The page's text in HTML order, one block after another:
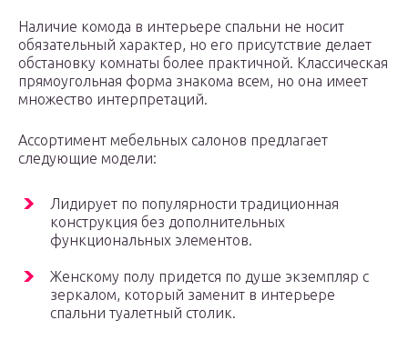
Наличие комода в интерьере спальни не носит
обязательный характер, но его присутствие делает
обстановку комнаты более практичной. Классическая
прямоугольная форма знакома всем, но она имеет
множество интерпретаций.
Ассортимент мебельных салонов предлагает
следующие модели:
Лидирует по популярности традиционная
конструкция без дополнительных
функциональных элементов.
Женскому полу придется по душе экземпляр с
зеркалом, который заменит в интерьере
спальни туалетный столик.